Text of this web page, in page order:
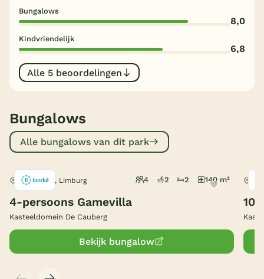
Onze e-boeken
Bungalows
8,0
Kindvriendelijk
6,8
Alle 5 beoordelingen
Bungalows
Alle bungalows van dit park
Valkenburg, Limburg 4 2 2 140 m²
4-persoons Gamevilla
Kasteeldomein De Cauberg
Bekijk bungalow